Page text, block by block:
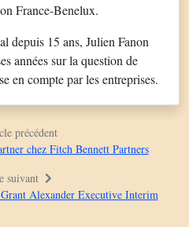
France-Benelux.
depuis 15 ans, Julien Fanon
années sur la question de
en compte par les entreprises.
précédent
chez Fitch Bennett Partners
suivant
Alexander Executive Interim